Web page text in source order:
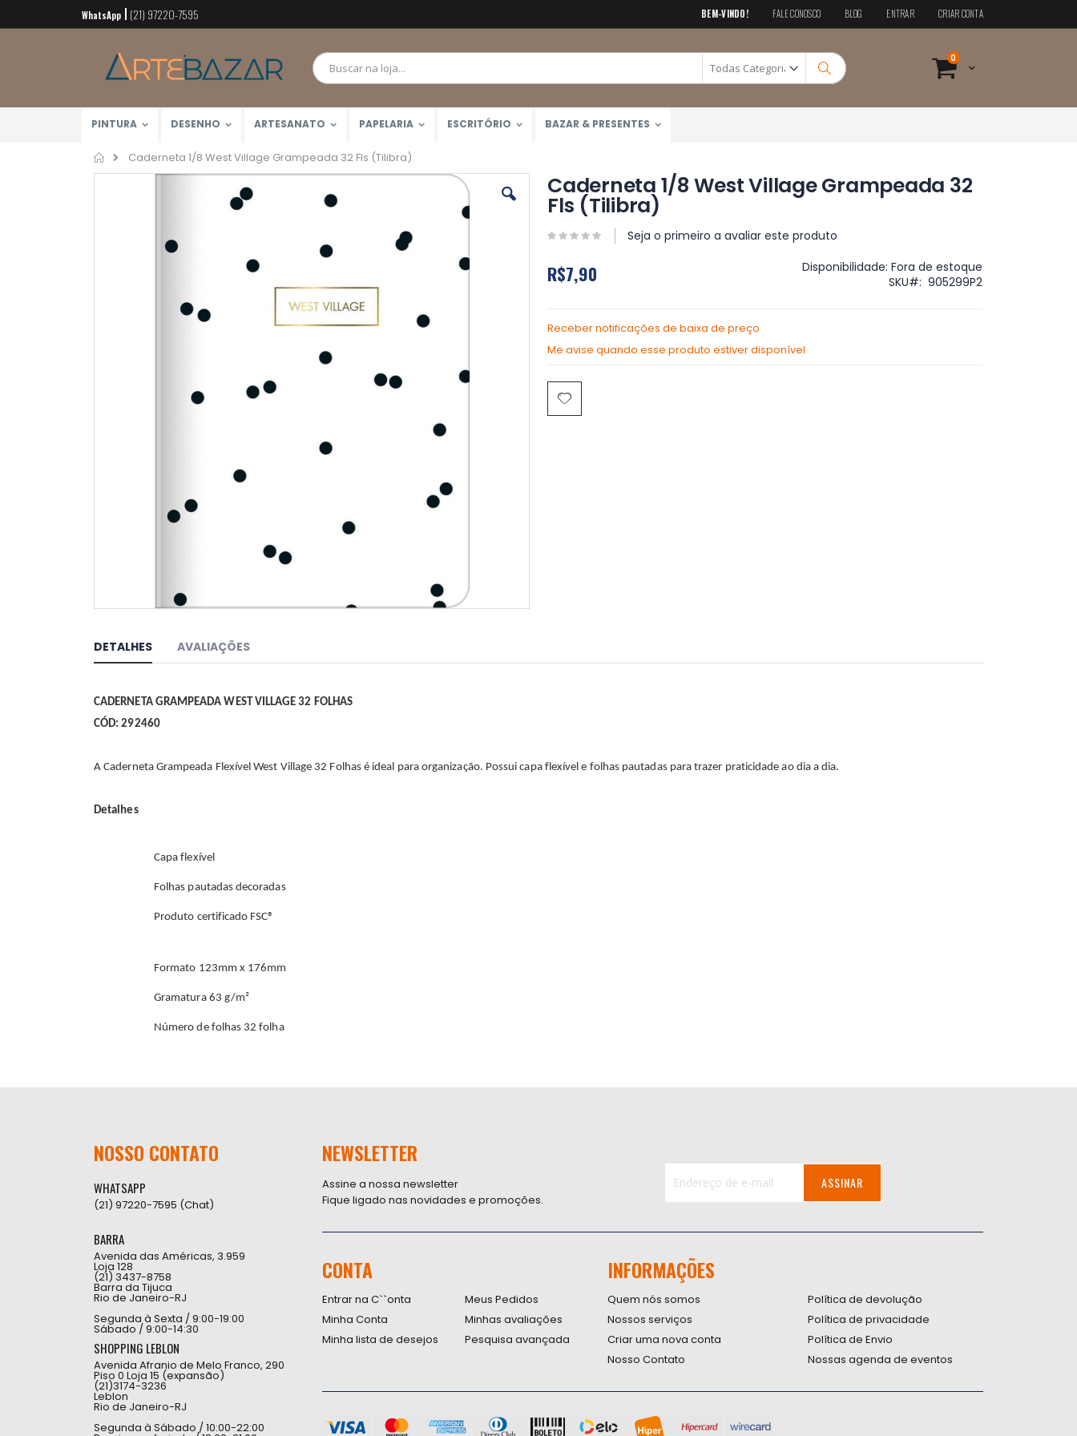
Pular
para
conteúdo
BEM-VINDO! FALE CONOSCO BLOG ENTRAR CRIAR CONTA
Cart
0 itens
Pesquisa
WhatsApp (21) 97220-7595
PINTURA DESENHO ARTESANATO PAPELARIA ESCRITÓRIO BAZAR & PRESENTES
Home
Caderneta 1/8 West Village Grampeada 32 Fls (Tilibra)
Pular
o
início
de
imagens
Caderneta 1/8 West Village Grampeada 32
Fls (Tilibra)
Seja o primeiro a avaliar este produto
R$7,90 Disponibilidade: Fora de estoque
SKU
905299P2
Receber notificações de baixa de preço
Me avise quando esse produto estiver disponível
DETALHES
CADERNETA GRAMPEADA WEST VILLAGE 32 FOLHAS
CÓD: 292460
A Caderneta Grampeada Flexível West Village 32 Folhas é ideal para organização. Possui capa flexível e folhas pautadas para trazer praticidade ao dia a dia.
Detalhes
Capa flexível
Folhas pautadas decoradas
Produto certificado FSC®
Formato 123mm x 176mm
Gramatura 63 g/m²
Número de folhas 32 folha
AVALIAÇÕES
NOSSO CONTATO
WHATSAPP
(21) 97220-7595 (Chat)
BARRA
Avenida das Américas, 3.959
Loja 128
(21) 3437-8758
Barra da Tijuca
Rio de Janeiro-RJ
Segunda à Sexta / 9:00-19:00
Sábado / 9:00-14:30
SHOPPING LEBLON
Avenida Afranio de Melo Franco, 290
Piso 0 Loja 15 (expansão)
(21)3174-3236
Leblon
Rio de Janeiro-RJ
Segunda à Sábado / 10:00-22:00
NEWSLETTER
Assine a nossa newsletter
Fique ligado nas novidades e promoções.
nossa
Newsletter:
ASSINAR
CONTA
Entrar na C``onta
Minha Conta
Minha lista de desejos
Meus Pedidos
Minhas avaliações
Pesquisa avançada
INFORMAÇÕES
Quem nós somos
Nossos serviços
Criar uma nova conta
Nosso Contato
Política de devolução
Política de privacidade
Política de Envio
Nossas agenda de eventos